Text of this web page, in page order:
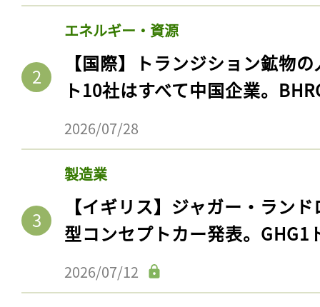
エネルギー・資源
【国際】トランジション鉱物
ト10社はすべて中国企業。
2026/07/28
製造業
【イギリス】ジャガー・ラン
型コンセプトカー発表。GHG1
2026/07/12